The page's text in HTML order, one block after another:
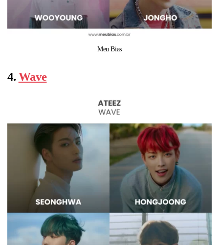
Meu Bias
4. Wave